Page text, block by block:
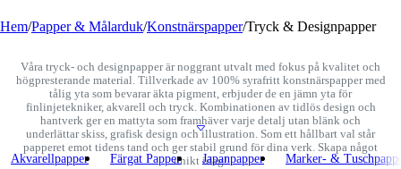
Hem/Papper & Målarduk/Konstnärspapper/Tryck & Designpapper
Våra tryck- och designpapper är noggrant utvalt med fokus på kvalitet och
högpresterande material. Tillverkade av 100% syrafritt konstnärspapper med
tålig yta som bevarar äkta pigment, erbjuder de en jämn yta för
finlinjetekniker, akvarell och tryck. Kombinationen av tidlös design och
hantverk ger en mattyta som framhäver varje detalj utan blänk och
underlättar skiss, grafisk design och illustration. Som ett hållbart val står
papperet emot tidens tand och ger stabil grund för dina verk. Skapa något
unikt idag!
Akvarellpapper Färgat Papper Japanpapper Marker- &